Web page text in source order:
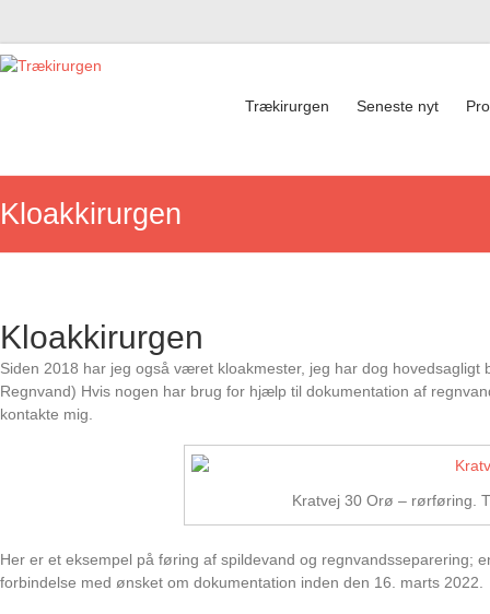
Trækirurgen Seneste nyt
Kloakkirurgen
Kloakkirurgen
Siden 2018 har jeg også været kloakmester, jeg har dog
Regnvand) Hvis nogen har brug for hjælp til dokumentation af
kontakte mig.
Kratvej 30 Orø – rørføring.
Her er et eksempel på føring af spildevand og regnvandsseparering;
forbindelse med ønsket om dokumentation inden den 16. marts 2022.